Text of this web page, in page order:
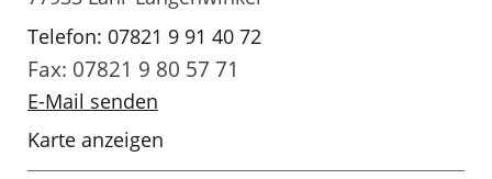
Telefon: 07821 9 91 40 72
Fax: 07821 9 80 57 71
E-Mail senden
Karte anzeigen